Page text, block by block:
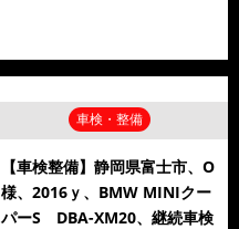
車検・整備
【車検整備】静岡県富士市、O
様、2016ｙ、BMW MINIクー
パーS DBA-XM20、継続車検